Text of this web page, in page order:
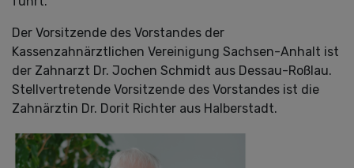
Der Vorsitzende des Vorstandes der
Kassenzahnärztlichen Vereinigung Sachsen-Anhalt ist
der Zahnarzt Dr. Jochen Schmidt aus Dessau-Roßlau.
Stellvertretende Vorsitzende des Vorstandes ist die
Zahnärztin Dr. Dorit Richter aus Halberstadt.